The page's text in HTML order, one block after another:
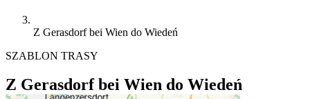
Z Gerasdorf bei Wien do Wiedeń
SZABLON TRASY
Z Gerasdorf bei Wien do Wiedeń